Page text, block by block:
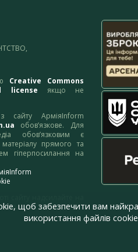
Creative Commons
license якщо не
сайту АрміяInform
обов’язкове. Для
обов’язковим є
прямого та
гіперпосилання на
щоб забезпечити вам
використання файлів